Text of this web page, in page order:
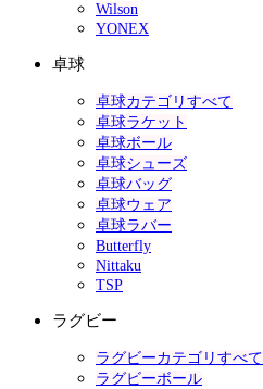
Wilson
YONEX
卓球
卓球カテゴリすべて
卓球ラケット
卓球ボール
卓球シューズ
卓球バッグ
卓球ウェア
卓球ラバー
Butterfly
Nittaku
TSP
ラグビー
ラグビーカテゴリすべて
ラグビーボール